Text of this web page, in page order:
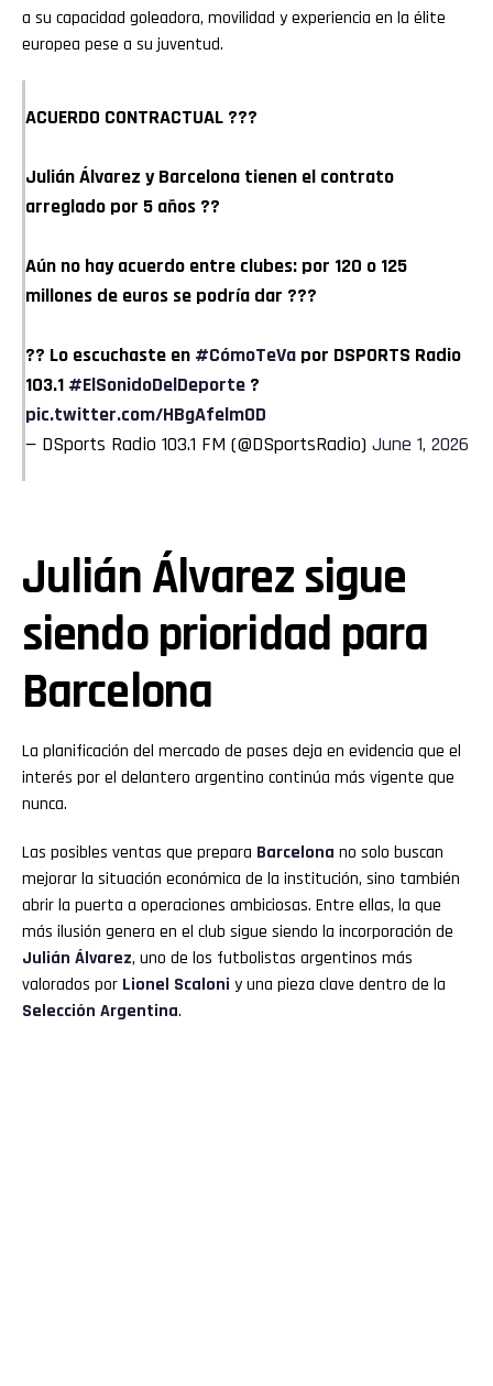
a su capacidad goleadora, movilidad y experiencia en la élite
europea pese a su juventud.
ACUERDO CONTRACTUAL ???
Julián Álvarez y Barcelona tienen el contrato
arreglado por 5 años ??
Aún no hay acuerdo entre clubes: por 120 o 125
millones de euros se podría dar ???
?? Lo escuchaste en #CómoTeVa por DSPORTS Radio
103.1 #ElSonidoDelDeporte ?
pic.twitter.com/HBgAfelmOD
— DSports Radio 103.1 FM (@DSportsRadio) June 1, 2026
Julián Álvarez sigue
siendo prioridad para
Barcelona
La planificación del mercado de pases deja en evidencia que el
interés por el delantero argentino continúa más vigente que
nunca.
Las posibles ventas que prepara Barcelona no solo buscan
mejorar la situación económica de la institución, sino también
abrir la puerta a operaciones ambiciosas. Entre ellas, la que
más ilusión genera en el club sigue siendo la incorporación de
Julián Álvarez, uno de los futbolistas argentinos más
valorados por Lionel Scaloni y una pieza clave dentro de la
Selección Argentina.